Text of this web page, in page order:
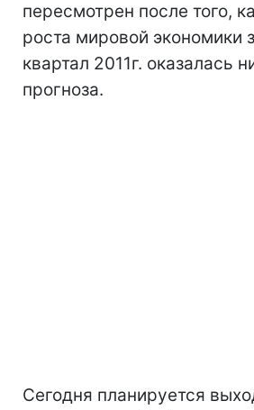
пересмотрен после того,
роста мировой экономики
квартал 2011г. оказалась
прогноза.
Сегодня планируется